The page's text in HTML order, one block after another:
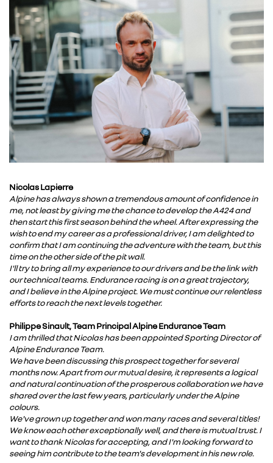
Nicolas Lapierre
Alpine has always shown a tremendous amount of confidence in
me, not least by giving me the chance to develop the A424 and
then start this first season behind the wheel. After expressing the
wish to end my career as a professional driver, I am delighted to
confirm that I am continuing the adventure with the team, but this
time on the other side of the pit wall.
I'll try to bring all my experience to our drivers and be the link with
our technical teams. Endurance racing is on a great trajectory,
and I believe in the Alpine project. We must continue our relentless
efforts to reach the next levels together.
Philippe Sinault, Team Principal Alpine Endurance Team
I am thrilled that Nicolas has been appointed Sporting Director of
Alpine Endurance Team.
We have been discussing this prospect together for several
months now. Apart from our mutual desire, it represents a logical
and natural continuation of the prosperous collaboration we have
shared over the last few years, particularly under the Alpine
colours.
We've grown up together and won many races and several titles!
We know each other exceptionally well, and there is mutual trust. I
want to thank Nicolas for accepting, and I'm looking forward to
seeing him contribute to the team's development in his new role.